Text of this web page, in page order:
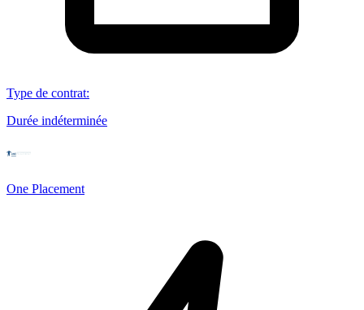
Type de contrat:
Durée indéterminée
One Placement